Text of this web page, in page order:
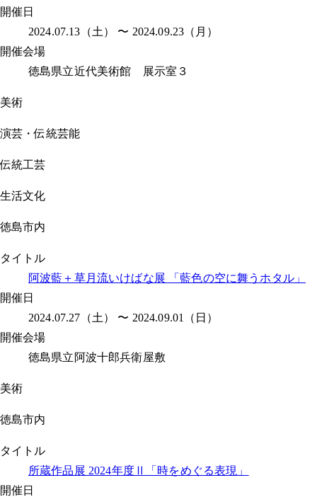
開催日
2024.07.13（土） 〜 2024.09.23（月）
開催会場
徳島県立近代美術館 展示室３
美術
演芸・伝統芸能
伝統工芸
生活文化
徳島市内
タイトル
阿波藍＋草月流いけばな展 「藍色の空に舞うホタル」
開催日
2024.07.27（土） 〜 2024.09.01（日）
開催会場
徳島県立阿波十郎兵衛屋敷
美術
徳島市内
タイトル
所蔵作品展 2024年度Ⅱ「時をめぐる表現」
開催日